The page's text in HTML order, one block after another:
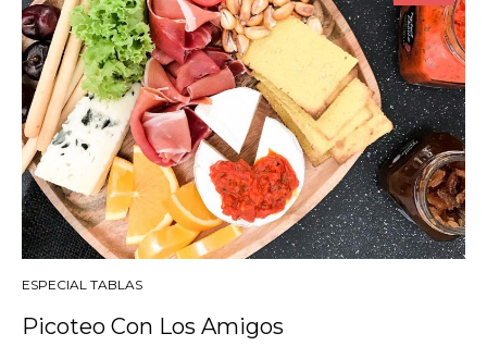
ESPECIAL TABLAS
Picoteo Con Los Amigos